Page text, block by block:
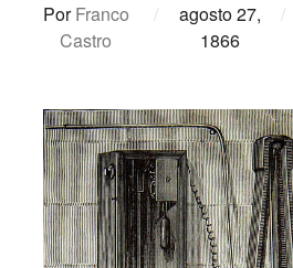
PorFranco
Castro
/
agosto 27,
1866
/